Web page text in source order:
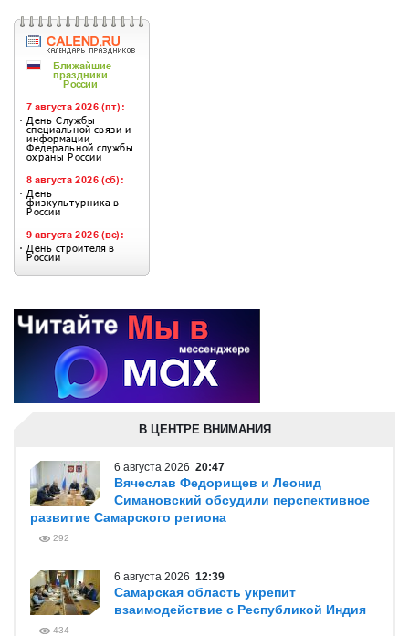
В ЦЕНТРЕ ВНИМАНИЯ
6 августа 2026 20:47
Вячеслав Федорищев и Леонид
Симановский обсудили перспективное
развитие Самарского региона
292
6 августа 2026 12:39
Самарская область укрепит
взаимодействие с Республикой Индия
434